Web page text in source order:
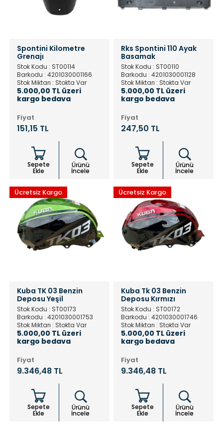
Spontini Kilometre
Grenajı
Stok Kodu : ST00114
Barkodu : 4201030001166
Stok Miktarı : Stokta Var
5.000,00 TL üzeri
kargo bedava
Fiyat
151,15 TL
Sepete
Ekle
Ürünü
İncele
Rks Spontini 110 Ayak
Basamak
Stok Kodu : ST00110
Barkodu : 4201030001128
Stok Miktarı : Stokta Var
5.000,00 TL üzeri
kargo bedava
Fiyat
247,50 TL
Sepete
Ekle
Ürünü
İncele
Ücretsiz Kargo
Kuba TK 03 Benzin
Deposu Yeşil
Stok Kodu : ST00173
Barkodu : 4201030001753
Stok Miktarı : Stokta Var
5.000,00 TL üzeri
kargo bedava
Fiyat
9.346,48 TL
Sepete
Ekle
Ürünü
İncele
Ücretsiz Kargo
Kuba Tk 03 Benzin
Deposu Kırmızı
Stok Kodu : ST00172
Barkodu : 4201030001746
Stok Miktarı : Stokta Var
5.000,00 TL üzeri
kargo bedava
Fiyat
9.346,48 TL
Sepete
Ekle
Ürünü
İncele